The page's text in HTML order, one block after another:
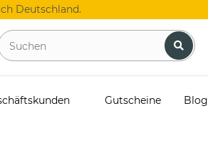
Deutschland.
Gutscheine Blog